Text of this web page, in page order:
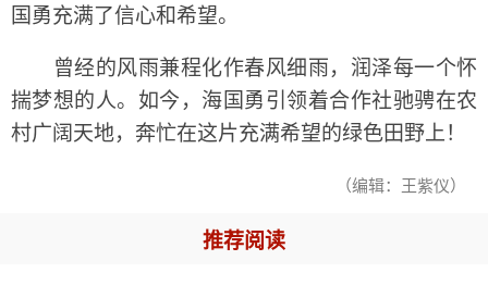
国勇充满了信心和希望。
曾经的风雨兼程化作春风细雨，润泽每一个怀
揣梦想的人。如今，海国勇引领着合作社驰骋在农
村广阔天地，奔忙在这片充满希望的绿色田野上！
（编辑：王紫仪）
推荐阅读